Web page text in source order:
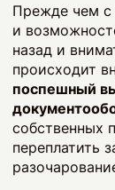
Прежде чем с
и
назад и
происходит
поспешный
собственных
переплатить